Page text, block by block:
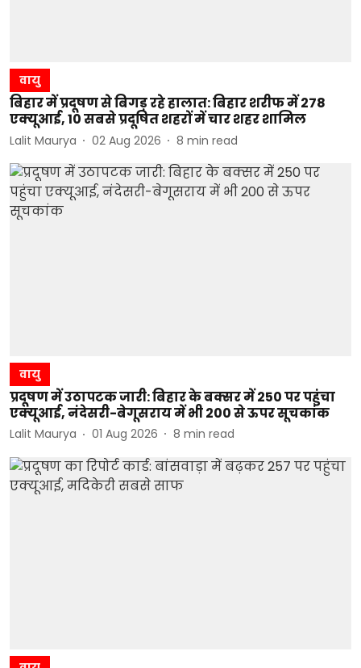
वायु
बिहार में प्रदूषण से बिगड़ रहे हालात: बिहार शरीफ में 278
एक्यूआई, 10 सबसे प्रदूषित शहरों में चार शहर शामिल
Lalit Maurya 02 Aug 2026 8 min read
वायु
प्रदूषण में उठापटक जारी: बिहार के बक्सर में 250 पर पहुंचा
एक्यूआई, नंदेसरी-बेगूसराय में भी 200 से ऊपर सूचकांक
Lalit Maurya 01 Aug 2026 8 min read